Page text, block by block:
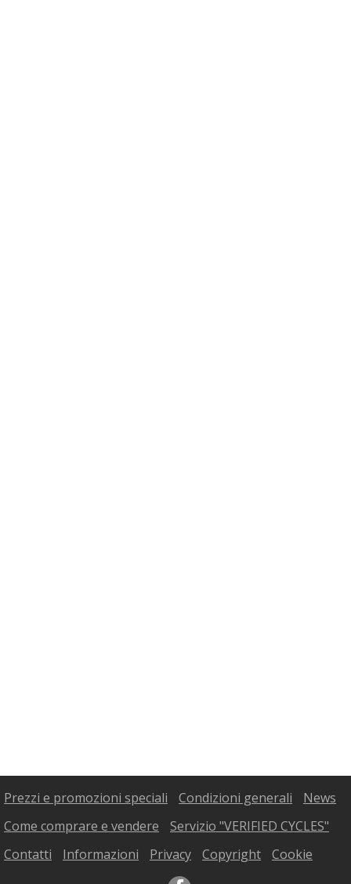
Prezzi e promozioni speciali Condizioni generali
News
Come comprare e vendere
Servizio "VERIFIED CYCLES"
Contatti
Informazioni Privacy Copyright Cookie